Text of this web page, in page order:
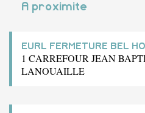
A proximite
EURL FERMETURE BEL
1 CARREFOUR JEAN
LANOUAILLE